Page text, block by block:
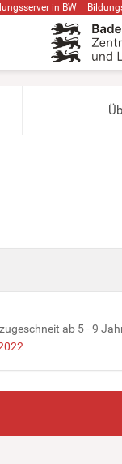
in BW
ab 5 - 9